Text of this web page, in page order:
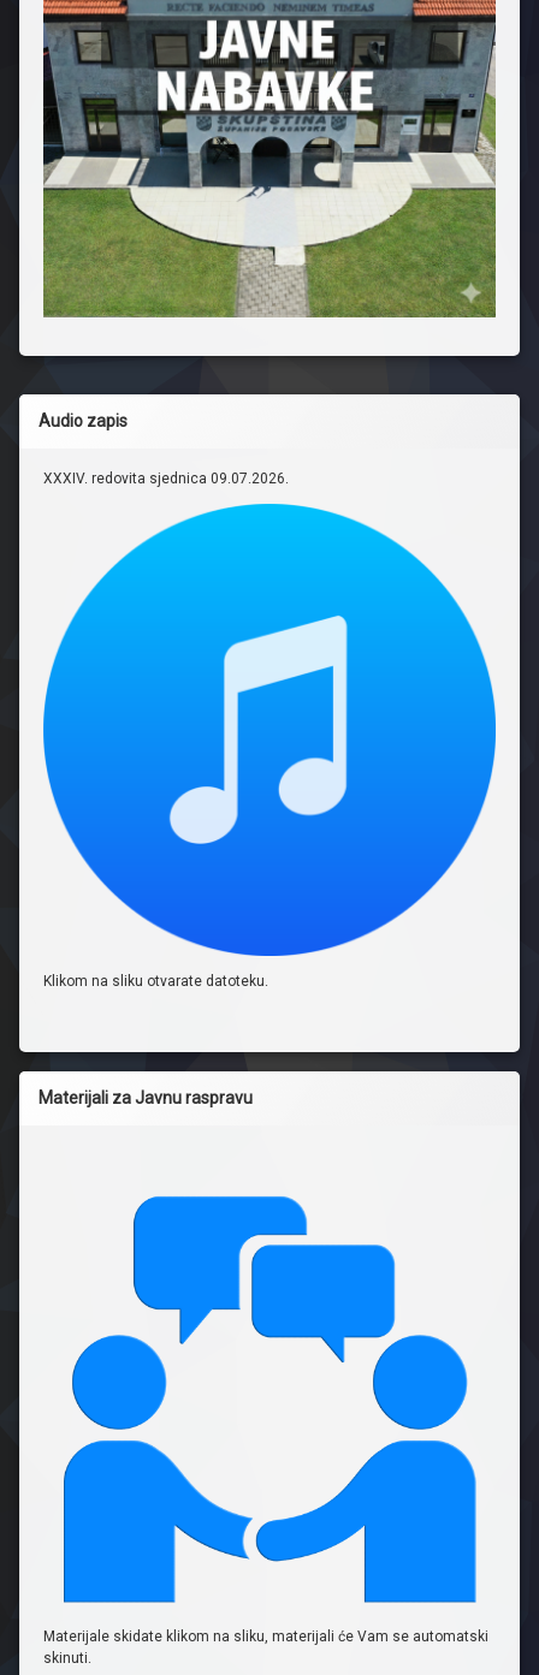
Audio zapis
XXXIV. redovita sjednica 09.07.2026.
Klikom na sliku otvarate datoteku.
Materijali za Javnu raspravu
Materijale skidate klikom na sliku, materijali će Vam se automatski
skinuti.